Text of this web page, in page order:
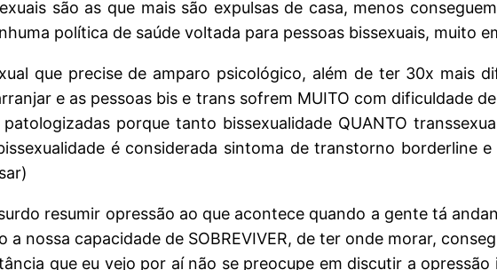
são as que mais são expulsas de casa, menos
política de saúde voltada para pessoas bissexuais, muito
que precise de amparo psicológico, além de ter 30x mais
e as pessoas bis e trans sofrem MUITO com dificuldade
porque tanto bissexualidade QUANTO
é considerada sintoma de transtorno borderline
resumir opressão ao que acontece quando a gente tá
nossa capacidade de SOBREVIVER, de ter onde morar,
que eu vejo por aí não se preocupe em discutir a